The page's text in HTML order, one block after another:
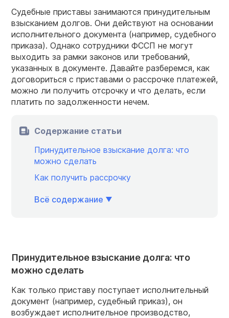
Судебные приставы занимаются принудительным
взысканием долгов. Они действуют на основании
исполнительного документа (например, судебного
приказа). Однако сотрудники ФССП не могут
выходить за рамки законов или требований,
указанных в документе. Давайте разберемся, как
договориться с приставами о рассрочке платежей,
можно ли получить отсрочку и что делать, если
платить по задолженности нечем.
Содержание статьи
Принудительное взыскание долга: что
можно сделать
Как получить рассрочку
Всё содержание
Принудительное взыскание долга: что
можно сделать
Как только приставу поступает исполнительный
документ (например, судебный приказ), он
возбуждает исполнительное производство,